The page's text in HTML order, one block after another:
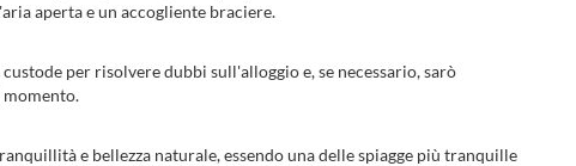
aperta e un accogliente braciere.
per risolvere dubbi sull'alloggio e, se necessario, sarò
e bellezza naturale, essendo una delle spiagge più tranquille